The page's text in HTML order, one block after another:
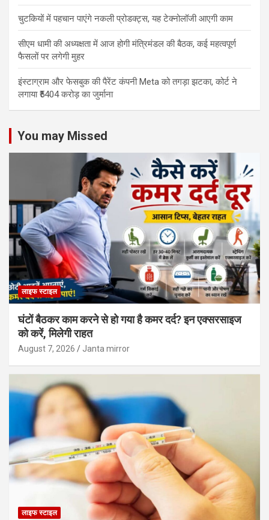
चुटकियों में पहचान पाएंगे नकली प्रोडक्ट्स, यह टेक्नोलॉजी आएगी काम
सीएम धामी की अध्यक्षता में आज होगी मंत्रिमंडल की बैठक, कई महत्वपूर्ण
फैसलों पर लगेगी मुहर
इंस्टाग्राम और फेसबुक की पैरेंट कंपनी Meta को तगड़ा झटका, कोर्ट ने
लगाया ₹5404 करोड़ का जुर्माना
You may Missed
लाइफ स्टाइल
घंटों बैठकर काम करने से हो गया है कमर दर्द? इन एक्सरसाइज
को करें, मिलेगी राहत
August 7, 2026 Janta mirror
लाइफ स्टाइल